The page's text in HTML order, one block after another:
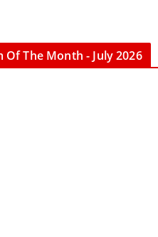
Of The Month - July 2026